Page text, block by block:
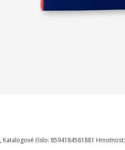
, Katalogové číslo: 8594184561881 Hmotnost: